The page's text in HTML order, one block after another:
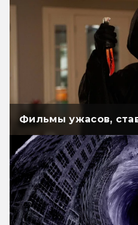
Фильмы ужасов,